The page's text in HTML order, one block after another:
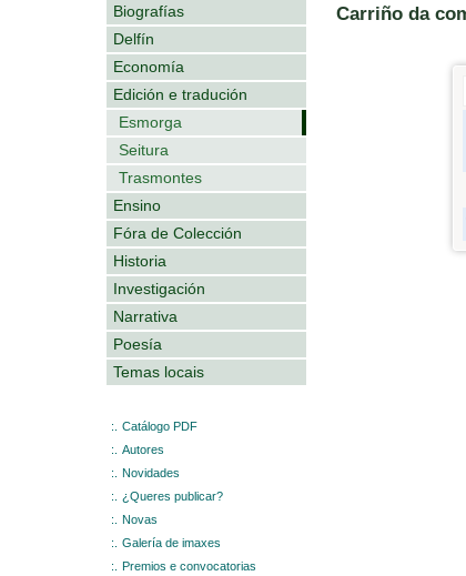
Biografías
Delfín
Economía
Edición e tradución
Esmorga
Seitura
Trasmontes
Ensino
Fóra de Colección
Historia
Investigación
Narrativa
Poesía
Temas locais
:.
Catálogo PDF
:.
Autores
:.
Novidades
:.
¿Queres publicar?
:.
Novas
:.
Galería de imaxes
:.
Premios e convocatorias
Carriño da